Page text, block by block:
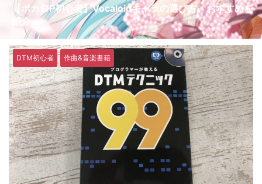
【ボカロP初心者】Vocaloidキャラの選び方、おすすめを
紹介
DTM初心者 作曲&音楽書籍